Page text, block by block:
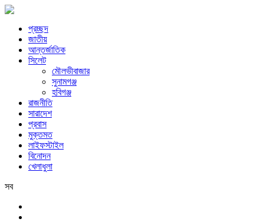
প্রচ্ছদ
জাতীয়
আন্তর্জাতিক
সিলেট
মৌলভীবাজার
সুনামগঞ্জ
হবিগঞ্জ
রাজনীতি
সারাদেশ
প্রবাস
মুক্তমত
লাইফস্টাইল
বিনোদন
খেলাধুলা
সব